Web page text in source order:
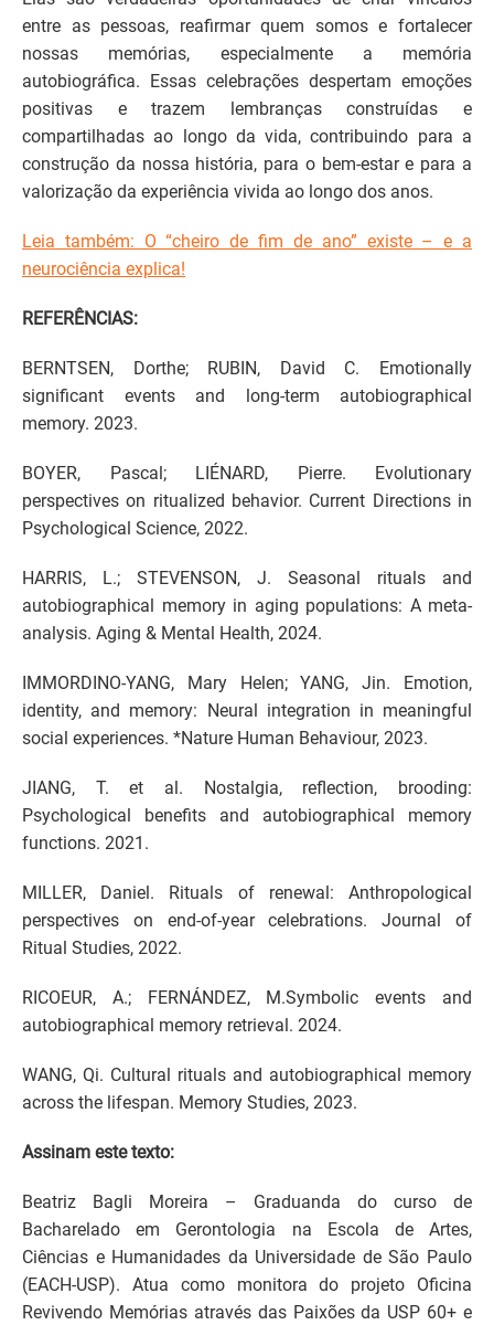
entre as pessoas, reafirmar quem somos e fortalecer
nossas memórias, especialmente a memória
autobiográfica. Essas celebrações despertam emoções
positivas e trazem lembranças construídas e
compartilhadas ao longo da vida, contribuindo para a
construção da nossa história, para o bem-estar e para a
valorização da experiência vivida ao longo dos anos.
Leia também: O “cheiro de fim de ano” existe – e a
neurociência explica!
REFERÊNCIAS:
BERNTSEN, Dorthe; RUBIN, David C. Emotionally
significant events and long-term autobiographical
memory. 2023.
BOYER, Pascal; LIÉNARD, Pierre. Evolutionary
perspectives on ritualized behavior. Current Directions in
Psychological Science, 2022.
HARRIS, L.; STEVENSON, J. Seasonal rituals and
autobiographical memory in aging populations: A meta-
analysis. Aging & Mental Health, 2024.
IMMORDINO-YANG, Mary Helen; YANG, Jin. Emotion,
identity, and memory: Neural integration in meaningful
social experiences. *Nature Human Behaviour, 2023.
JIANG, T. et al. Nostalgia, reflection, brooding:
Psychological benefits and autobiographical memory
functions. 2021.
MILLER, Daniel. Rituals of renewal: Anthropological
perspectives on end-of-year celebrations. Journal of
Ritual Studies, 2022.
RICOEUR, A.; FERNÁNDEZ, M.Symbolic events and
autobiographical memory retrieval. 2024.
WANG, Qi. Cultural rituals and autobiographical memory
across the lifespan. Memory Studies, 2023.
Assinam este texto:
Beatriz Bagli Moreira – Graduanda do curso de
Bacharelado em Gerontologia na Escola de Artes,
Ciências e Humanidades da Universidade de São Paulo
(EACH-USP). Atua como monitora do projeto Oficina
Revivendo Memórias através das Paixões da USP 60+ e